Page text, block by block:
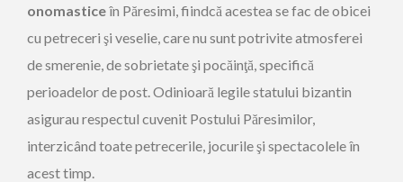
onomasticeîn Păresimi, fiindcă acestea se fac de obicei
cu petreceri şi veselie, care nu sunt potrivite atmosferei
de smerenie, de sobrietate şi pocăinţă, specifică
perioadelor de post. Odinioară legile statului bizantin
asigurau respectul cuvenit Postului Păresimilor,
interzicând toate petrecerile, jocurile şi spectacolele în
acest timp.